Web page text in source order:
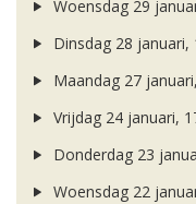
Woensdag 29
Dinsdag 28 januari,
Maandag 27
Vrijdag 24 januari,
Donderdag 23
Woensdag 22